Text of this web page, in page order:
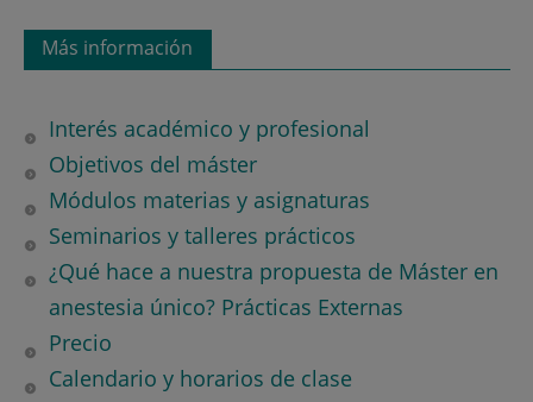
Más información
Interés académico y profesional
Objetivos del máster
Módulos materias y asignaturas
Seminarios y talleres prácticos
¿Qué hace a nuestra propuesta de Máster en
anestesia único? Prácticas Externas
Precio
Calendario y horarios de clase